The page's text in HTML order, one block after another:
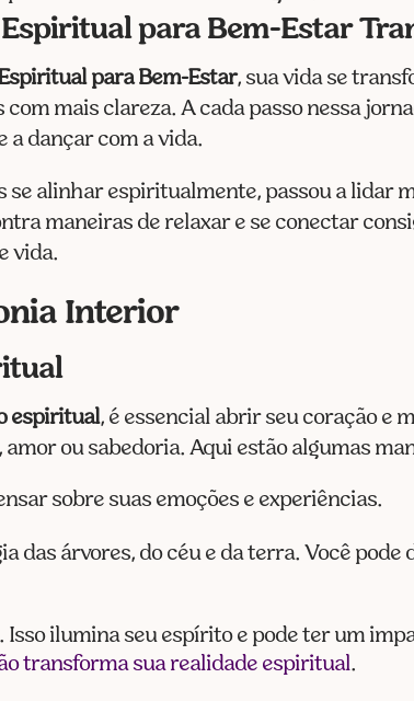
para Bem-Estar
para Bem-Estar, sua vida se
mais clareza. A cada passo nessa
a dançar com a vida.
se alinhar espiritualmente, passou a lidar
maneiras de relaxar e se conectar
vida.
Interior
espiritual, é essencial abrir seu coração e
ou sabedoria. Aqui estão algumas
sobre suas emoções e experiências.
das árvores, do céu e da terra. Você
Isso ilumina seu espírito e pode ter um
transforma sua realidade espiritual.